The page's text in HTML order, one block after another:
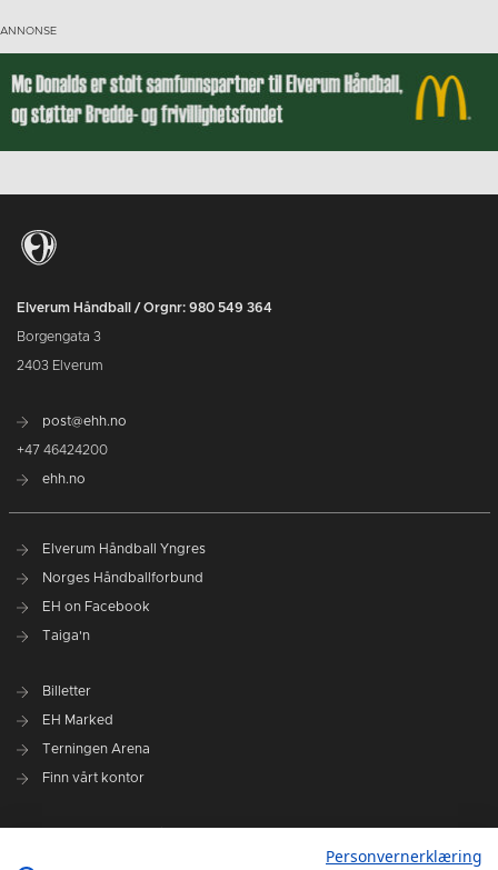
Elverum Håndball / Orgnr: 980 549 364
Borgengata 3
2403 Elverum
post@ehh.no
+47 46424200
ehh.no
Elverum Håndball Yngres
Norges Håndballforbund
EH on Facebook
Taiga'n
Billetter
EH Marked
Terningen Arena
Finn vårt kontor
Personvernerklæring